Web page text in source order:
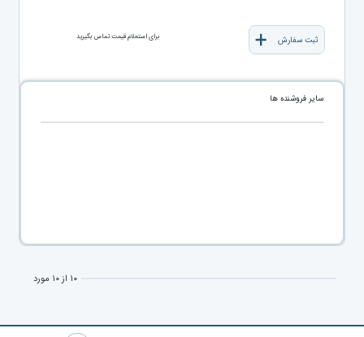
ثبت سفارش برای استعلام قیمت تماس بگیرید
سایر فروشنده ها
۱۰ از ۱۰ مورد